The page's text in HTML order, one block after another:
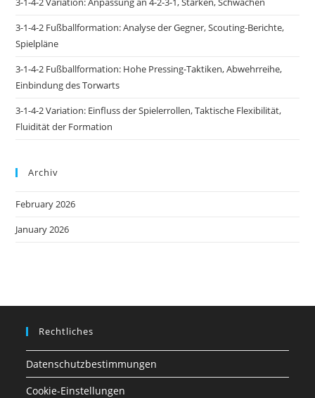
3-1-4-2 Fußballformation: Analyse der Gegner, Scouting-Berichte,
Spielpläne
3-1-4-2 Fußballformation: Hohe Pressing-Taktiken, Abwehrreihe,
Einbindung des Torwarts
3-1-4-2 Variation: Einfluss der Spielerrollen, Taktische Flexibilität,
Fluidität der Formation
Archiv
February 2026
January 2026
Rechtliches
Datenschutzbestimmungen
Cookie-Einstellungen